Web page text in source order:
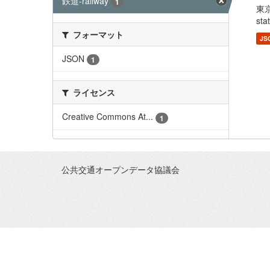
フォーマット
JSON
1
ライセンス
Creative Commons At...
1
東
公共交通オープンデータ協議会